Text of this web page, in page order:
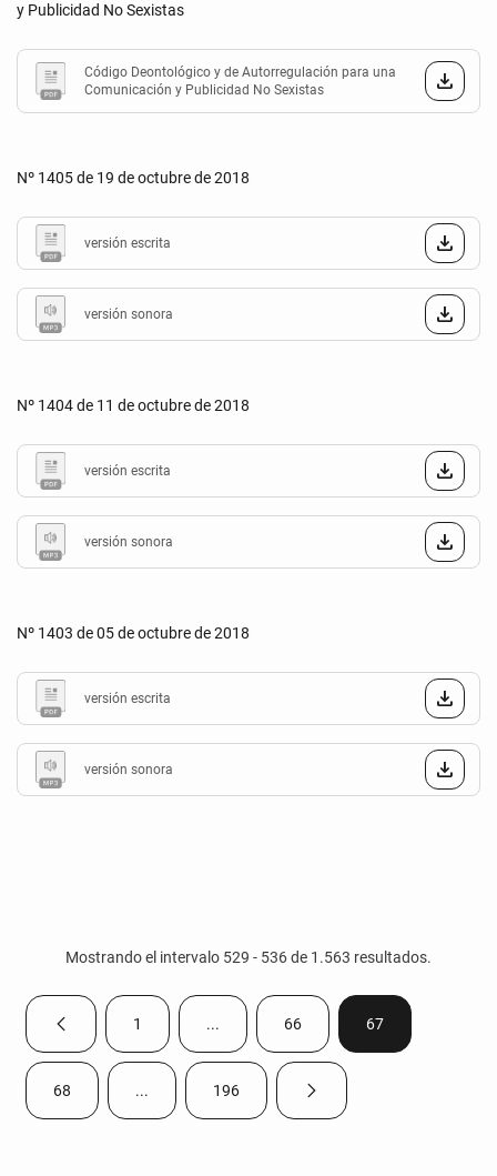
y Publicidad No Sexistas
Código Deontológico y de Autorregulación para una
Comunicación y Publicidad No Sexistas
Nº 1405 de 19 de octubre de 2018
versión escrita
versión sonora
Nº 1404 de 11 de octubre de 2018
versión escrita
versión sonora
Nº 1403 de 05 de octubre de 2018
versión escrita
versión sonora
Mostrando el intervalo 529 - 536 de 1.563 resultados.
Página anteriorPágina
1 ...Páginas intermedias Use TAB para
Página
66 Página
67
Página
68 ...Páginas intermedias Use TAB para desplazarse.
Página
196 Página siguiente